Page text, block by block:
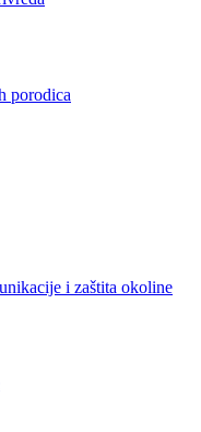
porodica
i zaštita okoline